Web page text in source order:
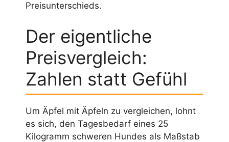
Preisunterschieds.
Der eigentliche
Preisvergleich:
Zahlen statt Gefühl
Um Äpfel mit Äpfeln zu vergleichen, lohnt
es sich, den Tagesbedarf eines 25
Kilogramm schweren Hundes als Maßstab